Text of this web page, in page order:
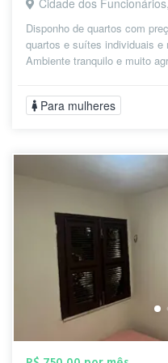
Cidade dos
Disponho de quartos com
quartos e suítes individuais e
Ambiente tranquilo e muito
Para mulheres